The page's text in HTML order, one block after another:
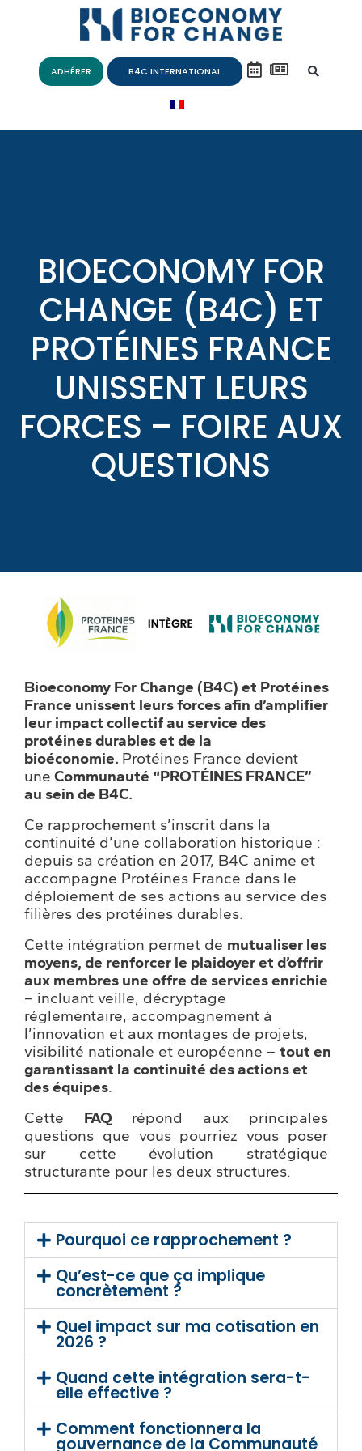
ADHÉRER B4C INTERNATIONAL
BIOECONOMY FOR
CHANGE (B4C) ET
PROTÉINES FRANCE
UNISSENT LEURS
FORCES – FOIRE AUX
QUESTIONS
Bioeconomy For Change (B4C) et Protéines
France unissent leurs forces afin d’amplifier
leur impact collectif au service des
protéines durables et de la
bioéconomie. Protéines France devient
une Communauté “PROTÉINES FRANCE”
au sein de B4C.
Ce rapprochement s’inscrit dans la
continuité d’une collaboration historique :
depuis sa création en 2017, B4C anime et
accompagne Protéines France dans le
déploiement de ses actions au service des
filières des protéines durables.
Cette intégration permet de mutualiser les
moyens, de renforcer le plaidoyer et d’offrir
aux membres une offre de services enrichie
– incluant veille, décryptage
réglementaire, accompagnement à
l’innovation et aux montages de projets,
visibilité nationale et européenne – tout en
garantissant la continuité des actions et
des équipes.
Cette FAQ répond aux principales
questions que vous pourriez vous poser
sur cette évolution stratégique
structurante pour les deux structures.
Pourquoi ce rapprochement ?
Qu’est-ce que ça implique
concrètement ?
Quel impact sur ma cotisation en
2026 ?
Quand cette intégration sera-t-
elle effective ?
Comment fonctionnera la
gouvernance de la Communauté